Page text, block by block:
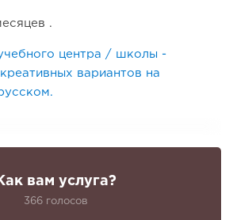
.
центра / школы -
вариантов на
вам услуга?
366 голосов